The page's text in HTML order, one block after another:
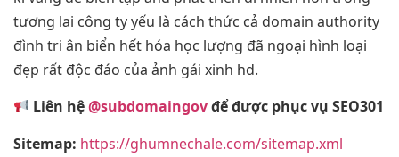
tương lai công ty yếu là cách thức cả domain authority
đình tri ân biển hết hóa học lượng đã ngoại hình loại
đẹp rất độc đáo của ảnh gái xinh hd.
Liên hệ@subdomaingovđể được phục vụ SEO301
Sitemap: https://ghumnechale.com/sitemap.xml